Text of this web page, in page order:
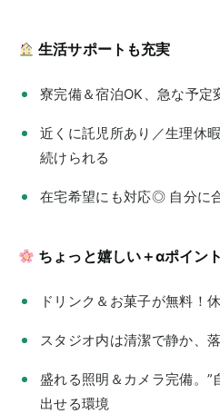
生活サポートも充実
寮完備＆宿泊OK、急な予定
近くに託児所あり／生理休
続けられる
在宅希望にも対応◎ 自分に
ちょっと嬉しい＋αポイント
ドリンク＆お菓子が無料！
スタジオ内は清潔で静か、
盛れる照明＆カメラ完備。”
出せる環境